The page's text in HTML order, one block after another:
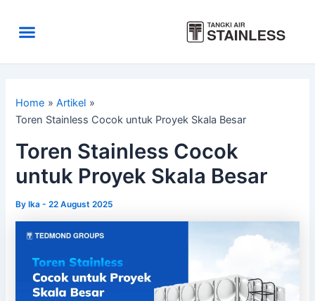
contentMenu
Home
Artikel
Toren Stainless Cocok untuk Proyek Skala Besar
Toren Stainless Cocok
untuk Proyek Skala Besar
ByIka-22 August 2025